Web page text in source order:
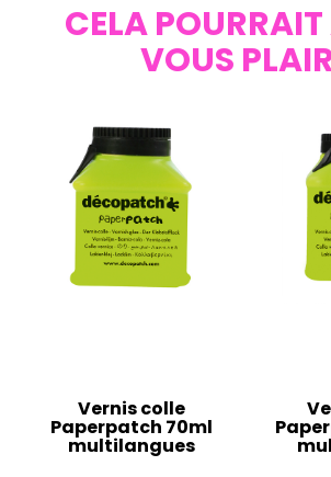
CELA
VOUS
Vernis colle
Paperpatch 70ml
multilangues